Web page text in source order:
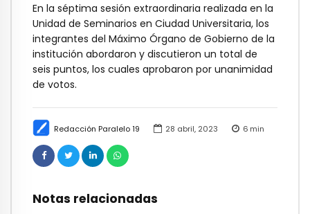
Redacción Paralelo 19 28 abril, 2023 6 min
Notas relacionadas
En la séptima sesión extraordinaria realizada en la
Unidad de Seminarios en Ciudad Universitaria, los
integrantes del Máximo Órgano de Gobierno de la
institución abordaron y discutieron un total de
seis puntos, los cuales aprobaron por unanimidad
de votos.